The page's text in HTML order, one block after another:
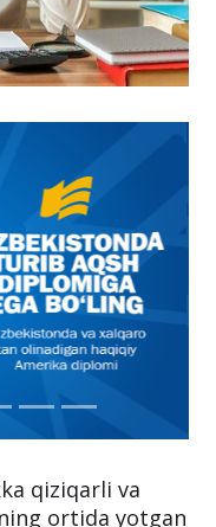
qiziqarli va
ortida yotgan